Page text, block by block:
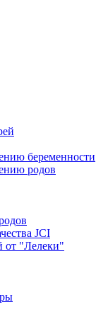
беременности
родов
JCI
от "Лелеки"